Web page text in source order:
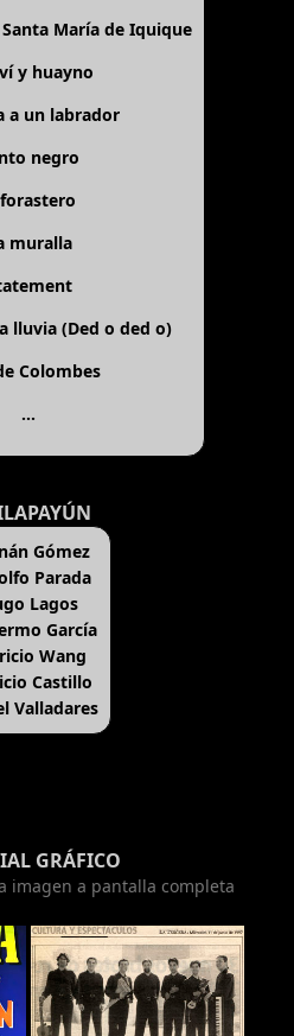
María de Iquique
y huayno
a un labrador
negro
muralla
lluvia (Ded o ded o)
Colombes
...
Gómez
Parada
Lagos
García
Wang
Castillo
Valladares
GRÁFICO
imagen a pantalla completa